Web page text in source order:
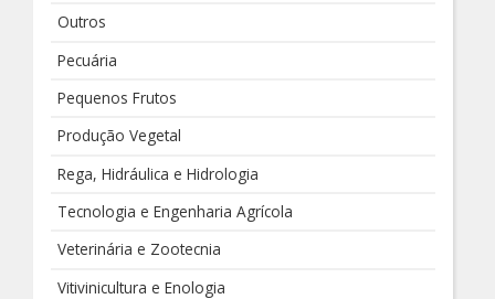
Outros
Pecuária
Pequenos Frutos
Produção Vegetal
Rega, Hidráulica e Hidrologia
Tecnologia e Engenharia Agrícola
Veterinária e Zootecnia
Vitivinicultura e Enologia